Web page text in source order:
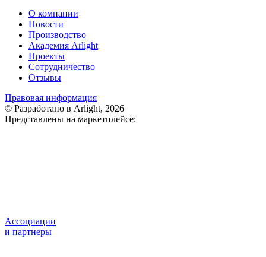
О компании
Новости
Производство
Академия Arlight
Проекты
Сотрудничество
Отзывы
Правовая информация
© Разработано в Arlight, 2026
Представлены на маркетплейсе:
Ассоциации
и партнеры